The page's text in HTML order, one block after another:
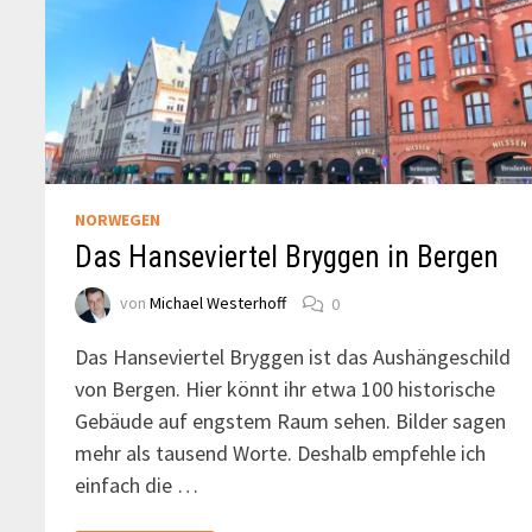
NORWEGEN
Das Hanseviertel Bryggen in Bergen
vonMichael Westerhoff 0
Das Hanseviertel Bryggen ist das Aushängeschild
von Bergen. Hier könnt ihr etwa 100 historische
Gebäude auf engstem Raum sehen. Bilder sagen
mehr als tausend Worte. Deshalb empfehle ich
einfach die …